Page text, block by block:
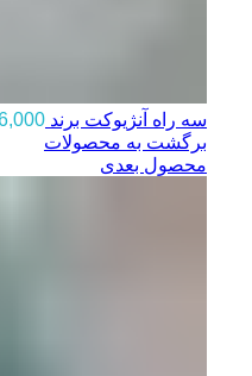
سه راه آنژیوکت برند SUPA
برگشت به محصولات
محصول بعدی